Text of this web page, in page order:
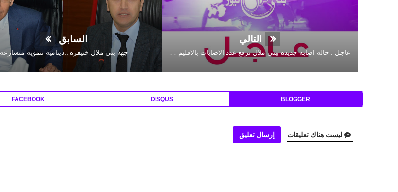
التالي السابق
جهة بني ملال خنيفرة ..دينامية تنموية متسارعة
BLOGGER
DISQUS
FACEBOOK
ليست هناك تعليقات إرسال تعليق